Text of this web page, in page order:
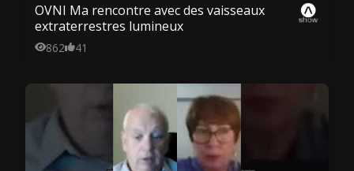
OVNI Ma rencontre avec des vaisseaux
extraterrestres lumineux
862 41